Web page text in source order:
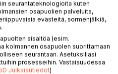
seurantateknologioita kuten
osapuolien palveluita,
evästeitä, sormenjälkiä,
sisältöä (esim.
kolmannen osapuolen suorittamaan
seurantaan. Asetuksillasi
prosesseihin. Vastaisuudessa
Julkaisutiedot)